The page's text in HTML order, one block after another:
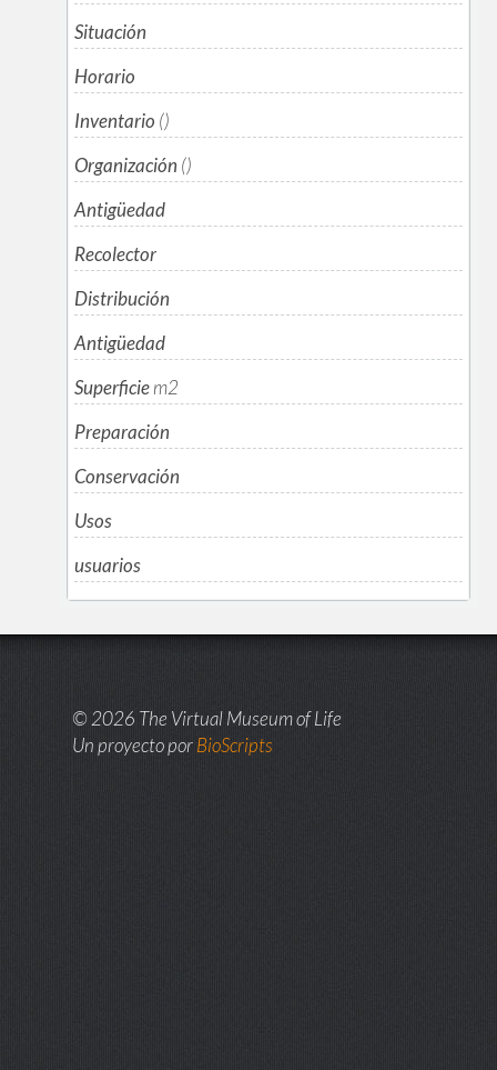
Situación
Horario
Inventario ()
Organización ()
Antigüedad
Recolector
Distribución
Antigüedad
Superficiem2
Preparación
Conservación
Usos
usuarios
© 2026 The Virtual Museum of Life
Un proyecto porBioScripts